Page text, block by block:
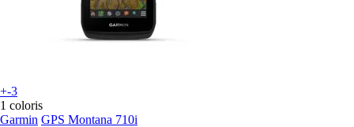
+-3
1 coloris
Garmin GPS Montana 710i